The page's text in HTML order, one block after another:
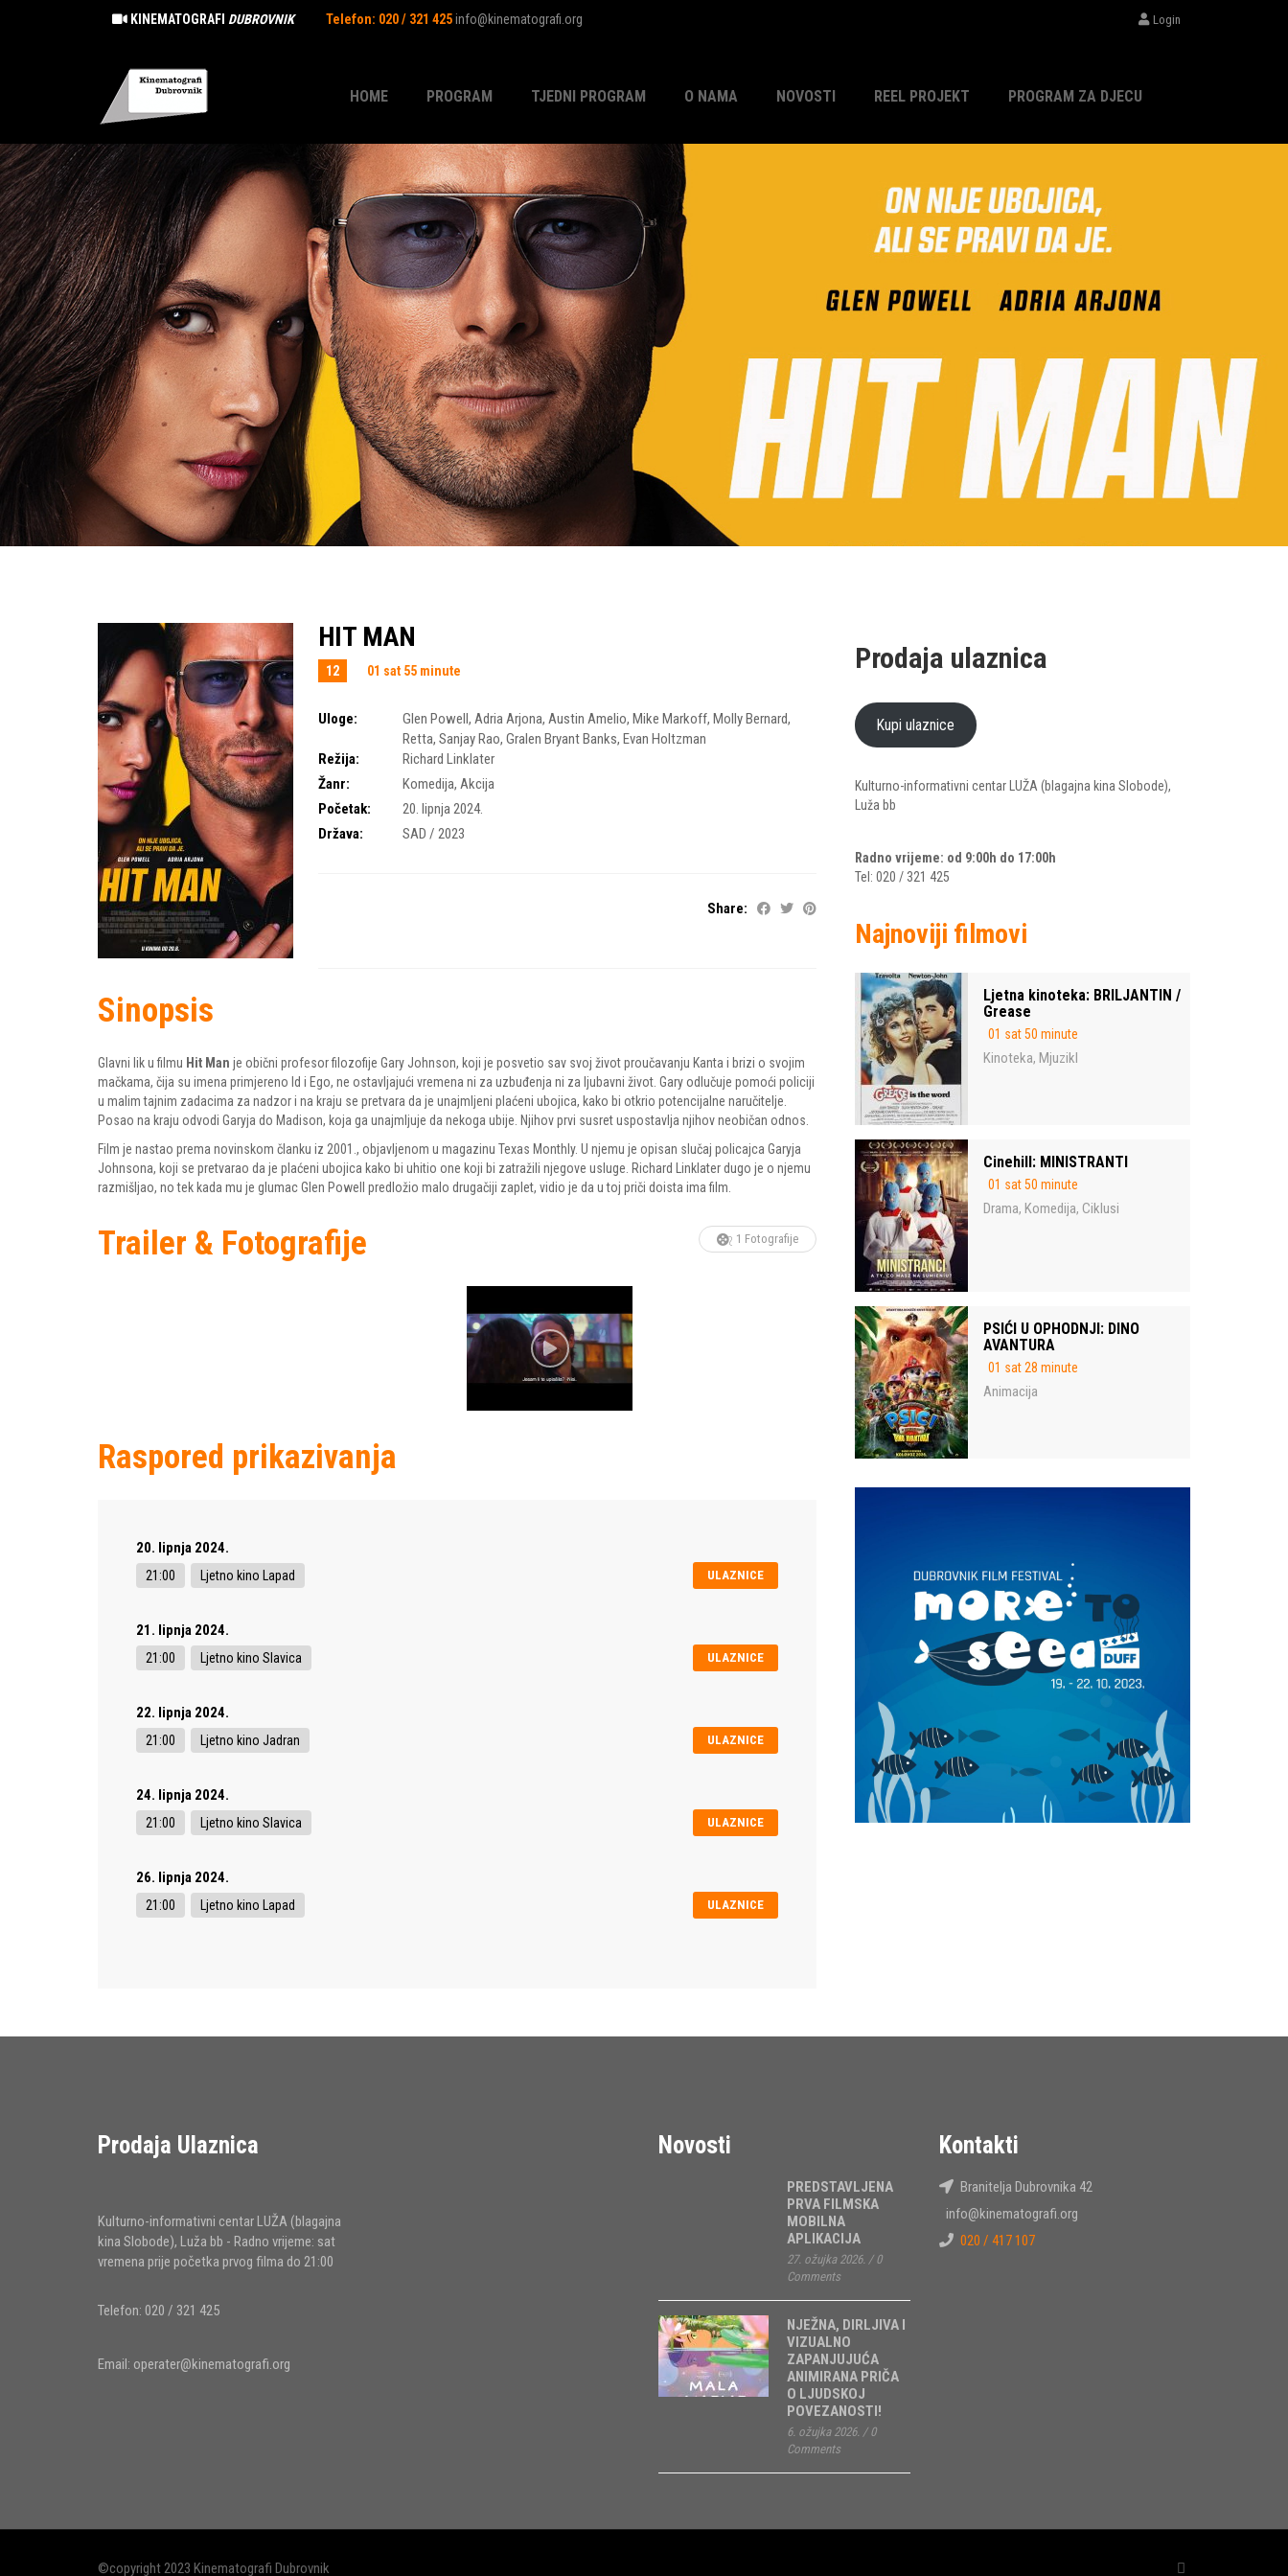
KINEMATOGRAFI DUBROVNIK Telefon: 020 / 321 425info@kinematografi.org Login
HOME PROGRAM TJEDNI PROGRAM O NAMA NOVOSTI REEL PROJEKT PROGRAM ZA DJECU
HIT MAN
12 01 sat 55 minute
Uloge: Glen Powell,Adria Arjona,Austin Amelio,Mike Markoff,Molly Bernard,
Retta,Sanjay Rao,Gralen Bryant Banks,Evan Holtzman
Režija:
Richard Linklater
Žanr:
Komedija,Akcija
Početak:
20. lipnja 2024.
Država:
SAD / 2023
Share:
Sinopsis
Glavni lik u filmu Hit Man je obični profesor filozofije Gary Johnson, koji je posvetio sav svoj život proučavanju Kanta i brizi o svojim
mačkama, čija su imena primjereno Id i Ego, ne ostavljajući vremena ni za uzbuđenja ni za ljubavni život. Gary odlučuje pomoći policiji
u malim tajnim zadacima za nadzor i na kraju se pretvara da je unajmljeni plaćeni ubojica, kako bi otkrio potencijalne naručitelje.
Posao na kraju odvodi Garyja do Madison, koja ga unajmljuje da nekoga ubije. Njihov prvi susret uspostavlja njihov neobičan odnos.
Film je nastao prema novinskom članku iz 2001., objavljenom u magazinu Texas Monthly. U njemu je opisan slučaj policajca Garyja
Johnsona, koji se pretvarao da je plaćeni ubojica kako bi uhitio one koji bi zatražili njegove usluge. Richard Linklater dugo je o njemu
razmišljao, no tek kada mu je glumac Glen Powell predložio malo drugačiji zaplet, vidio je da u toj priči doista ima film.
Trailer & Fotografije 1 Fotografije
Raspored prikazivanja
20. lipnja 2024.
ULAZNICE
21:00 Ljetno kino Lapad
21. lipnja 2024.
ULAZNICE
21:00 Ljetno kino Slavica
22. lipnja 2024.
ULAZNICE
21:00 Ljetno kino Jadran
24. lipnja 2024.
ULAZNICE
21:00 Ljetno kino Slavica
26. lipnja 2024.
ULAZNICE
21:00 Ljetno kino Lapad
Prodaja ulaznica
Kupi ulaznice
Kulturno-informativni centar LUŽA (blagajna kina Slobode),
Luža bb
Radno vrijeme: od 9:00h do 17:00h
Tel: 020 / 321 425
Najnoviji filmovi
Ljetna kinoteka: BRILJANTIN /
Grease
01 sat 50 minute
Kinoteka, Mjuzikl
Cinehill: MINISTRANTI
01 sat 50 minute
Drama, Komedija, Ciklusi
PSIĆI U OPHODNJI: DINO
AVANTURA
01 sat 28 minute
Animacija
Prodaja Ulaznica
Kulturno-informativni centar LUŽA (blagajna
kina Slobode), Luža bb - Radno vrijeme: sat
vremena prije početka prvog filma do 21:00
Telefon: 020 / 321 425
Email: operater@kinematografi.org
Novosti
PREDSTAVLJENA
PRVA FILMSKA
MOBILNA
APLIKACIJA
27. ožujka 2026. / 0
Comments
NJEŽNA, DIRLJIVA I
VIZUALNO
ZAPANJUJUĆA
ANIMIRANA PRIČA
O LJUDSKOJ
POVEZANOSTI!
6. ožujka 2026. / 0
Comments
Kontakti
Branitelja Dubrovnika 42
info@kinematografi.org
020 / 417 107
©copyright 2023 Kinematografi Dubrovnik